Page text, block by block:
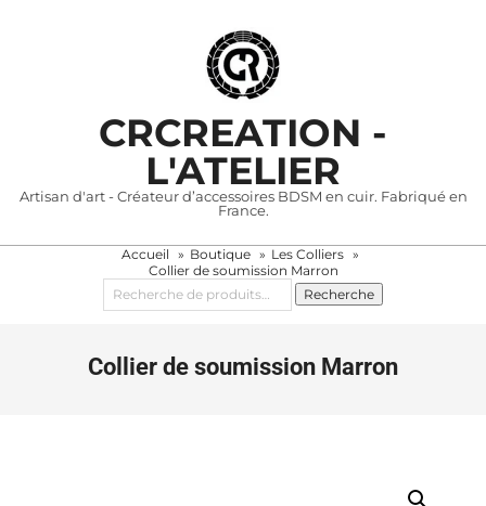
CRCREATION -
L'ATELIER
Artisan d'art - Créateur d’accessoires BDSM en cuir. Fabriqué en
France.
Accueil Boutique
Les Colliers
Collier de soumission Marron
Recherche
pour :
Recherche
Collier de soumission Marron